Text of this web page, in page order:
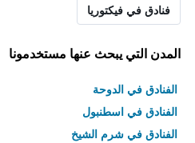
فنادق في فيكتوريا
المدن التي يبحث عنها مستخدمونا
الفنادق في الدوحة
الفنادق في اسطنبول
الفنادق في شرم الشيخ